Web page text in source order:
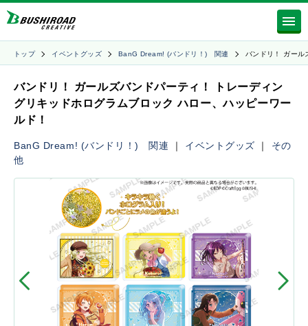
トップ イベントグッズ BanG Dream! (バンドリ！) 関連 バンドリ！ ガー
バンドリ！ ガールズバンドパーティ！ トレーディン
グリキッドホログラムブロック ハロー、ハッピーワー
ルド！
BanG Dream! (バンドリ！) 関連 ｜ イベントグッズ ｜ その
他